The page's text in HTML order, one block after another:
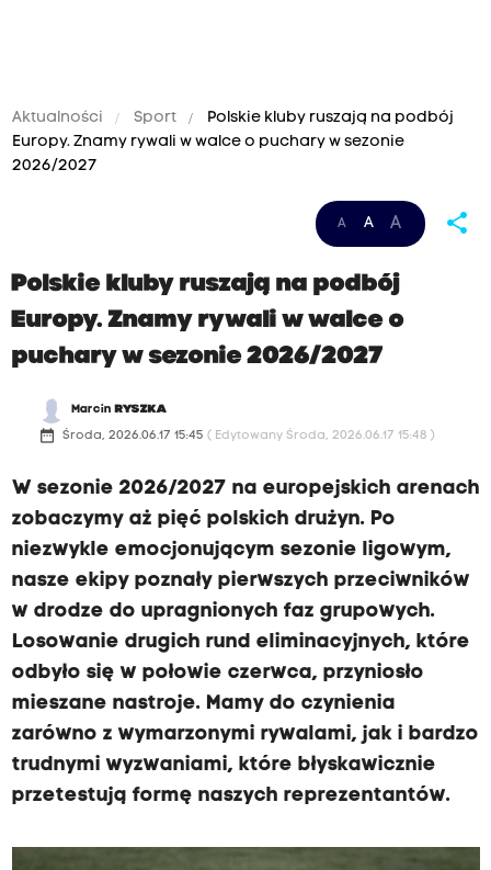
Aktualności Sport
Polskie kluby ruszają na podbój
Europy. Znamy rywali w walce o puchary w sezonie
2026/2027
A A A share
Polskie kluby ruszają na podbój
Europy. Znamy rywali w walce o
puchary w sezonie 2026/2027
Marcin RYSZKA
date_range Środa, 2026.06.17 15:45 ( Edytowany Środa, 2026.06.17 15:48 )
W sezonie 2026/2027 na europejskich arenach
zobaczymy aż pięć polskich drużyn. Po
niezwykle emocjonującym sezonie ligowym,
nasze ekipy poznały pierwszych przeciwników
w drodze do upragnionych faz grupowych.
Losowanie drugich rund eliminacyjnych, które
odbyło się w połowie czerwca, przyniosło
mieszane nastroje. Mamy do czynienia
zarówno z wymarzonymi rywalami, jak i bardzo
trudnymi wyzwaniami, które błyskawicznie
przetestują formę naszych reprezentantów.